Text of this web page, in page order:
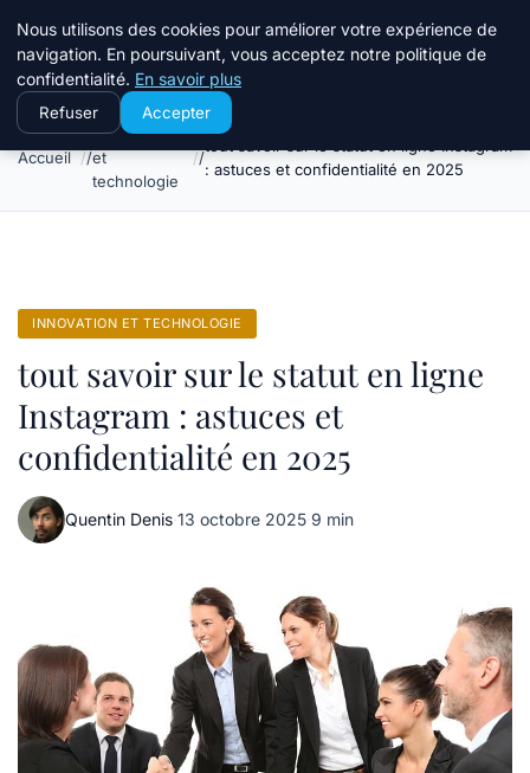
Travail Saisonnier
Accueil
Innovation
et
technologie
: astuces et confidentialité en 2025
INNOVATION ET TECHNOLOGIE
tout savoir sur le statut en ligne
Instagram : astuces et
confidentialité en 2025
Quentin Denis·13 octobre 2025·9 min
Nous utilisons des cookies pour améliorer votre expérience de
navigation. En poursuivant, vous acceptez notre politique de
confidentialité. En savoir plus
Refuser Accepter